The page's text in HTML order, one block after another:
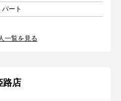
ート
一覧を見る
路店